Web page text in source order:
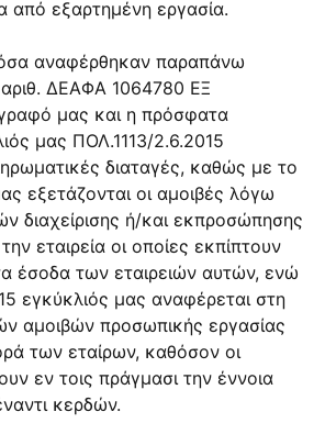
από εξαρτημένη εργασία.
αναφέρθηκαν παραπάνω
αριθ. ΔΕΑΦΑ 1064780 ΕΞ
μας και η πρόσφατα
μας ΠΟΛ.1113/2.6.2015
διαταγές, καθώς με το
εξετάζονται οι αμοιβές λόγω
διαχείρισης ή/και εκπροσώπησης
εταιρεία οι οποίες εκπίπτουν
έσοδα των εταιρειών αυτών, ενώ
εγκύκλιός μας αναφέρεται στη
αμοιβών προσωπικής εργασίας
των εταίρων, καθόσον οι
εν τοις πράγμασι την έννοια
κερδών.